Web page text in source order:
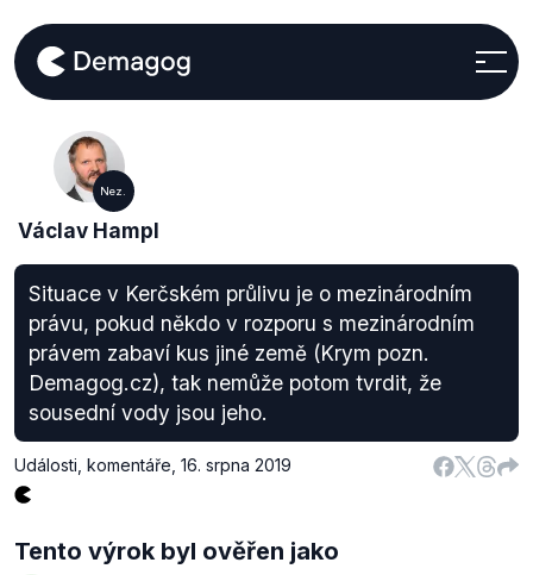
Nez.
Václav Hampl
Situace v Kerčském průlivu je o mezinárodním
právu, pokud někdo v rozporu s mezinárodním
právem zabaví kus jiné země (Krym pozn.
Demagog.cz), tak nemůže potom tvrdit, že
sousední vody jsou jeho.
Události, komentáře 16. srpna 2019
Tento výrok byl ověřen jako